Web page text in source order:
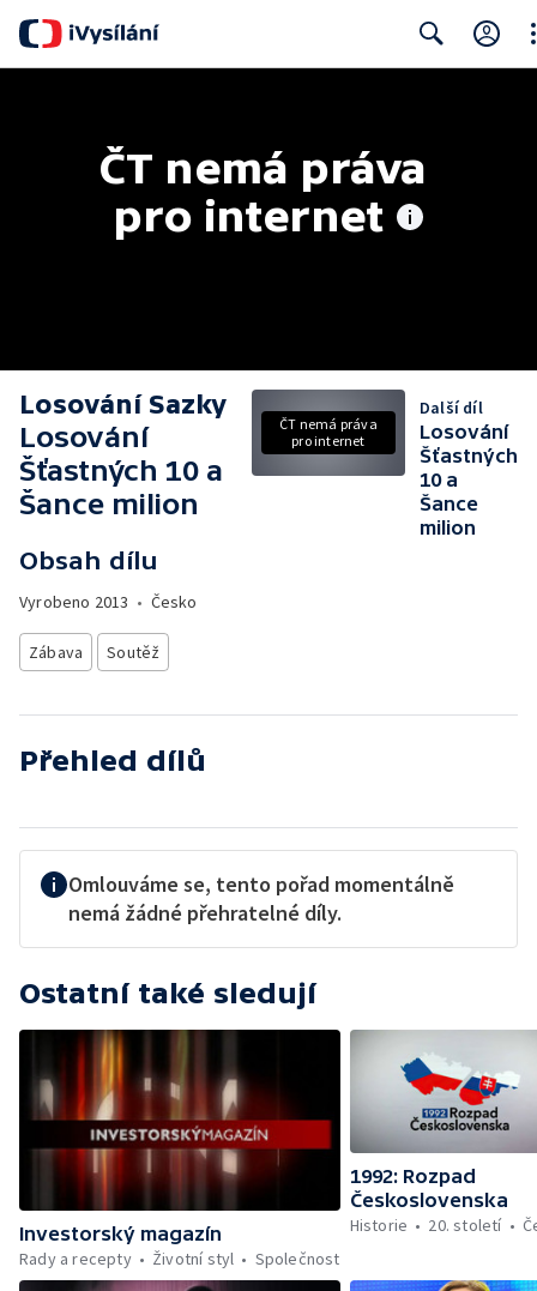
ČT nemá práva
pro internet
Losování Sazky
Losování
Šťastných 10 a
Šance milion
Obsah dílu
Vyrobeno 2013 • Česko
Zábava Soutěž
ČT nemá práva
pro internet
Další díl
Losování
Šťastných
10 a
Šance
milion
Přehled dílů
Omlouváme se, tento pořad momentálně
nemá žádné přehratelné díly.
Ostatní také sledují
Investorský magazín
Rady a recepty
Životní styl Společnost
1992: Rozpad
Československa
Historie
20. století